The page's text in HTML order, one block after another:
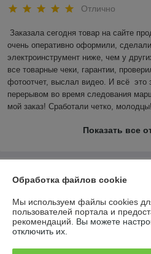
Отлично
Заказала сегодня товар на сайте
очень оперативно оформили,
электроинструмент ниже, чем у
все товарные чеки, гарантии,
фотоотчет, выслал видео. И всё  это
перерывом во время следования
мой заказ! Сработали четко,
Показать все
Контакты
Доставка и оплата
Обработка файлов cookie
Мы используем файлы cookies
пользователей портала и
рекомендаций. Вы можете
отключить их.